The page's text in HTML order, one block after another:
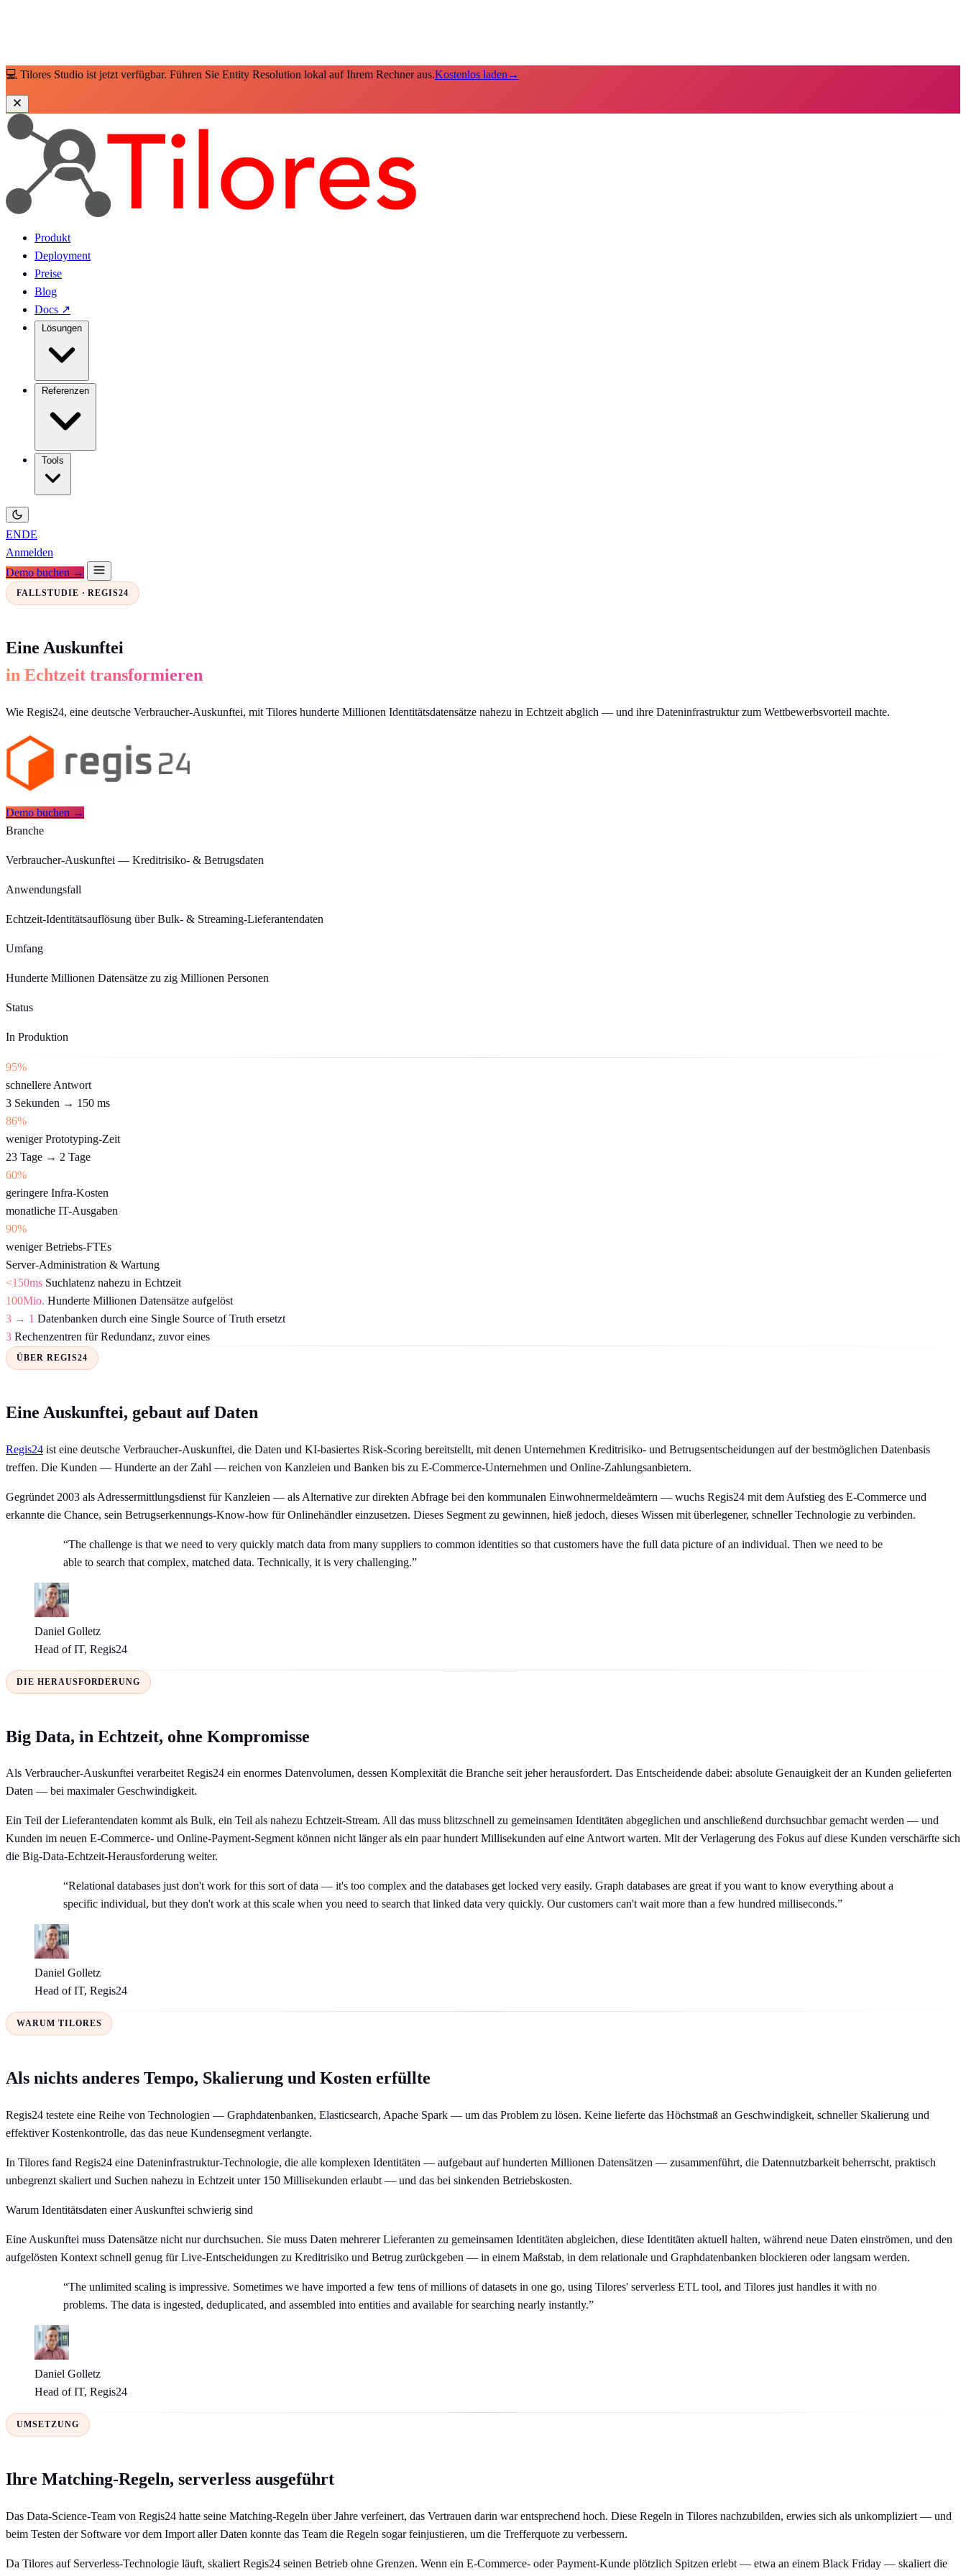
💻 Tilores Studio ist jetzt verfügbar. Führen Sie Entity Resolution lokal auf Ihrem Rechner aus.Kostenlos laden →
Produkt
Deployment
Preise
Blog
Docs ↗
ENDE
Anmelden
Demo buchen →
FALLSTUDIE · REGIS24
Eine Auskunftei
in Echtzeit transformieren
Wie Regis24, eine deutsche Verbraucher-Auskunftei, mit Tilores hunderte Millionen Identitätsdatensätze nahezu in Echtzeit abglich — und ihre Dateninfrastruktur zum Wettbewerbsvorteil machte.
Demo buchen →
Branche
Verbraucher-Auskunftei — Kreditrisiko- & Betrugsdaten
Anwendungsfall
Echtzeit-Identitätsauflösung über Bulk- & Streaming-Lieferantendaten
Umfang
Hunderte Millionen Datensätze zu zig Millionen Personen
Status
In Produktion
95%
schnellere Antwort
3 Sekunden → 150 ms
86%
weniger Prototyping-Zeit
23 Tage → 2 Tage
60%
geringere Infra-Kosten
monatliche IT-Ausgaben
90%
weniger Betriebs-FTEs
Server-Administration & Wartung
<150ms Suchlatenz nahezu in Echtzeit
100Mio. Hunderte Millionen Datensätze aufgelöst
3 → 1 Datenbanken durch eine Single Source of Truth ersetzt
3 Rechenzentren für Redundanz, zuvor eines
ÜBER REGIS24
Eine Auskunftei, gebaut auf Daten
Regis24 ist eine deutsche Verbraucher-Auskunftei, die Daten und KI-basiertes Risk-Scoring bereitstellt, mit denen Unternehmen Kreditrisiko- und Betrugsentscheidungen auf der bestmöglichen Datenbasis
treffen. Die Kunden — Hunderte an der Zahl — reichen von Kanzleien und Banken bis zu E-Commerce-Unternehmen und Online-Zahlungsanbietern.
Gegründet 2003 als Adressermittlungsdienst für Kanzleien — als Alternative zur direkten Abfrage bei den kommunalen Einwohnermeldeämtern — wuchs Regis24 mit dem Aufstieg des E-Commerce und
erkannte die Chance, sein Betrugserkennungs-Know-how für Onlinehändler einzusetzen. Dieses Segment zu gewinnen, hieß jedoch, dieses Wissen mit überlegener, schneller Technologie zu verbinden.
“The challenge is that we need to very quickly match data from many suppliers to common identities so that customers have the full data picture of an individual. Then we need to be
able to search that complex, matched data. Technically, it is very challenging.”
Daniel Golletz
Head of IT, Regis24
DIE HERAUSFORDERUNG
Big Data, in Echtzeit, ohne Kompromisse
Als Verbraucher-Auskunftei verarbeitet Regis24 ein enormes Datenvolumen, dessen Komplexität die Branche seit jeher herausfordert. Das Entscheidende dabei: absolute Genauigkeit der an Kunden gelieferten
Daten — bei maximaler Geschwindigkeit.
Ein Teil der Lieferantendaten kommt als Bulk, ein Teil als nahezu Echtzeit-Stream. All das muss blitzschnell zu gemeinsamen Identitäten abgeglichen und anschließend durchsuchbar gemacht werden — und
Kunden im neuen E-Commerce- und Online-Payment-Segment können nicht länger als ein paar hundert Millisekunden auf eine Antwort warten. Mit der Verlagerung des Fokus auf diese Kunden verschärfte sich
die Big-Data-Echtzeit-Herausforderung weiter.
“Relational databases just don't work for this sort of data — it's too complex and the databases get locked very easily. Graph databases are great if you want to know everything about a
specific individual, but they don't work at this scale when you need to search that linked data very quickly. Our customers can't wait more than a few hundred milliseconds.”
Daniel Golletz
Head of IT, Regis24
WARUM TILORES
Als nichts anderes Tempo, Skalierung und Kosten erfüllte
Regis24 testete eine Reihe von Technologien — Graphdatenbanken, Elasticsearch, Apache Spark — um das Problem zu lösen. Keine lieferte das Höchstmaß an Geschwindigkeit, schneller Skalierung und
effektiver Kostenkontrolle, das das neue Kundensegment verlangte.
In Tilores fand Regis24 eine Dateninfrastruktur-Technologie, die alle komplexen Identitäten — aufgebaut auf hunderten Millionen Datensätzen — zusammenführt, die Datennutzbarkeit beherrscht, praktisch
unbegrenzt skaliert und Suchen nahezu in Echtzeit unter 150 Millisekunden erlaubt — und das bei sinkenden Betriebskosten.
Warum Identitätsdaten einer Auskunftei schwierig sind
Eine Auskunftei muss Datensätze nicht nur durchsuchen. Sie muss Daten mehrerer Lieferanten zu gemeinsamen Identitäten abgleichen, diese Identitäten aktuell halten, während neue Daten einströmen, und den
aufgelösten Kontext schnell genug für Live-Entscheidungen zu Kreditrisiko und Betrug zurückgeben — in einem Maßstab, in dem relationale und Graphdatenbanken blockieren oder langsam werden.
“The unlimited scaling is impressive. Sometimes we have imported a few tens of millions of datasets in one go, using Tilores' serverless ETL tool, and Tilores just handles it with no
problems. The data is ingested, deduplicated, and assembled into entities and available for searching nearly instantly.”
Daniel Golletz
Head of IT, Regis24
UMSETZUNG
Ihre Matching-Regeln, serverless ausgeführt
Das Data-Science-Team von Regis24 hatte seine Matching-Regeln über Jahre verfeinert, das Vertrauen darin war entsprechend hoch. Diese Regeln in Tilores nachzubilden, erwies sich als unkompliziert — und
beim Testen der Software vor dem Import aller Daten konnte das Team die Regeln sogar feinjustieren, um die Trefferquote zu verbessern.
Da Tilores auf Serverless-Technologie läuft, skaliert Regis24 seinen Betrieb ohne Grenzen. Wenn ein E-Commerce- oder Payment-Kunde plötzlich Spitzen erlebt — etwa an einem Black Friday — skaliert die